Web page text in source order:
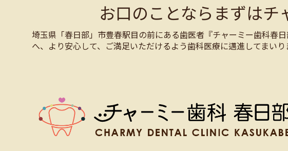
お口のことならまずはチ
埼玉県「春日部」市豊春駅目の前にある歯医者『チャーミー歯科春
へ、より安心して、ご満足いただけるよう歯科医療に邁進してまい